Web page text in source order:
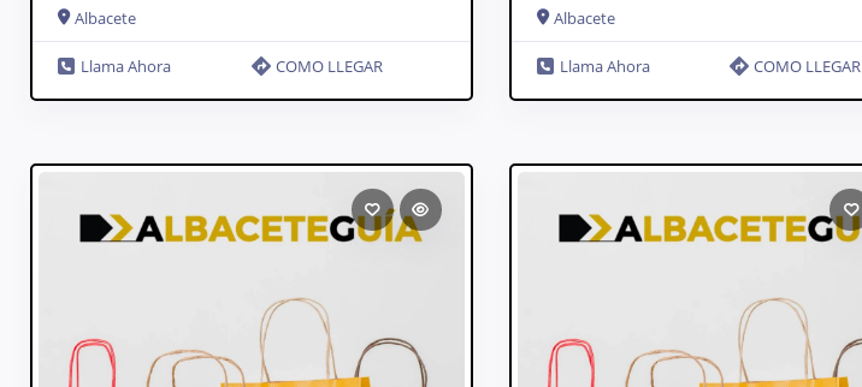
Albacete
Llama Ahora COMO LLEGAR
Albacete
Llama Ahora COMO LLEGAR